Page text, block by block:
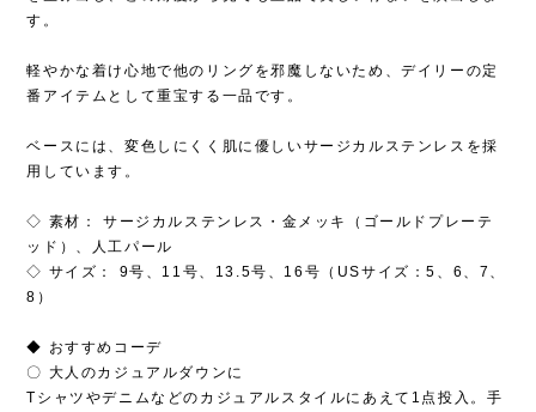
す。
軽やかな着け心地で他のリングを邪魔しないため、デイリーの定
番アイテムとして重宝する一品です。
ベースには、変色しにくく肌に優しいサージカルステンレスを採
用しています。
◇ 素材： サージカルステンレス・金メッキ（ゴールドプレーテ
ッド）、人工パール
◇ サイズ： 9号、11号、13.5号、16号（USサイズ：5、6、7、
8）
◆ おすすめコーデ
〇 大人のカジュアルダウンに
Tシャツやデニムなどのカジュアルスタイルにあえて1点投入。手